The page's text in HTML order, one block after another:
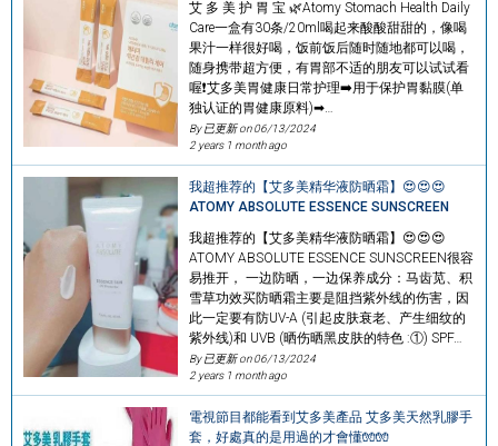
艾 多 美 护 胃 宝 🌿Atomy Stomach Health Daily
Care一盒有30条/20ml喝起来酸酸甜甜的，像喝
果汁一样很好喝，饭前饭后随时随地都可以喝，
随身携带超方便，有胃部不适的朋友可以试试看
喔❗艾多美胃健康日常护理➡️用于保护胃黏膜(单
独认证的胃健康原料)➡…
By 已更新 on06/13/2024
2 years 1 month ago
我超推荐的【艾多美精华液防晒霜】😍😍😍
ATOMY ABSOLUTE ESSENCE SUNSCREEN
我超推荐的【艾多美精华液防晒霜】😍😍😍
ATOMY ABSOLUTE ESSENCE SUNSCREEN很容
易推开， 一边防晒，一边保养成分：马齿苋、积
雪草功效买防晒霜主要是阻挡紫外线的伤害，因
此一定要有防UV-A (引起皮肤衰老、产生细纹的
紫外线)和 UVB (晒伤晒黑皮肤的特色 :①) SPF…
By 已更新 on06/13/2024
2 years 1 month ago
電視節目都能看到艾多美產品 艾多美天然乳膠手
套，好處真的是用過的才會懂🧤🧤